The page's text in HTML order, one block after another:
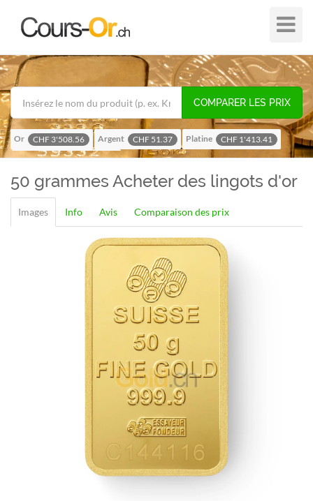
Plier
/
hors
de
COMPARER LES PRIX
Or CHF 3'508.56 Argent CHF 51.37 Platine
CHF 1'413.41
Palladium
CHF 1'116.58
50 grammes Acheter des lingots d'or
Images Info Avis Comparaison des prix